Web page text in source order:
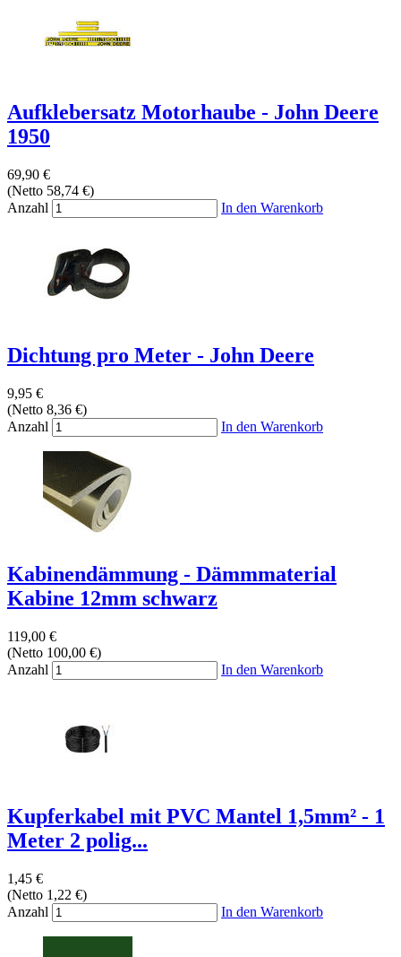
Aufklebersatz Motorhaube - John Deere
1950
69,90 €
(Netto 58,74 €)
Anzahl
In den Warenkorb
Dichtung pro Meter - John Deere
9,95 €
(Netto 8,36 €)
Anzahl
In den Warenkorb
Kabinendämmung - Dämmmaterial
Kabine 12mm schwarz
119,00 €
(Netto 100,00 €)
Anzahl
In den Warenkorb
Kupferkabel mit PVC Mantel 1,5mm² - 1
Meter 2 polig...
1,45 €
(Netto 1,22 €)
Anzahl
In den Warenkorb